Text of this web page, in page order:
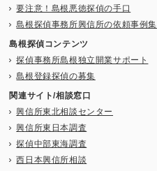
要注意！島根悪徳探偵の手口
島根探偵事務所興信所の依頼事例集
島根探偵コンテンツ
探偵事務所島根独立開業サポート
島根登録探偵の募集
関連サイト/相談窓口
興信所東北相談センター
興信所東日本調査
探偵中部東海調査
西日本興信所相談